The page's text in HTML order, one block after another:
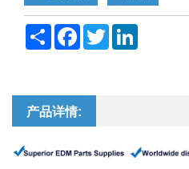
Share FacebookTwitter
产品详情: